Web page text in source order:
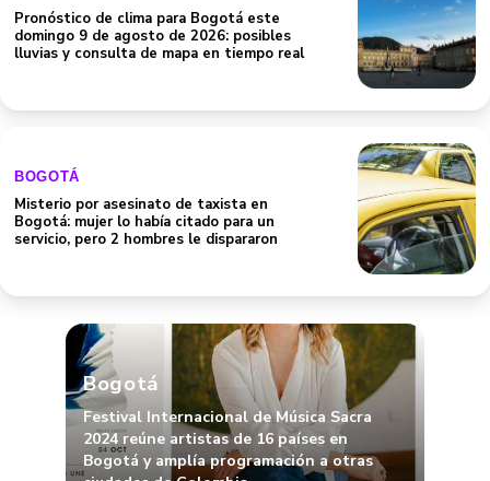
Pronóstico de clima para Bogotá este
domingo 9 de agosto de 2026: posibles
lluvias y consulta de mapa en tiempo real
BOGOTÁ
Misterio por asesinato de taxista en
Bogotá: mujer lo había citado para un
servicio, pero 2 hombres le dispararon
Bogotá
Festival Internacional de Música Sacra
2024 reúne artistas de 16 países en
Bogotá y amplía programación a otras